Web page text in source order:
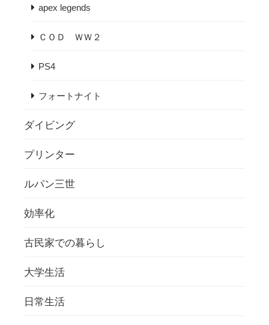
apex legends
ＣＯＤ ＷＷ２
PS4
フォートナイト
ダイビング
プリンター
ルパン三世
効率化
古民家での暮らし
大学生活
日常生活